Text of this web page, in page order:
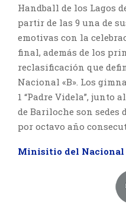
Handball de los Lagos
partir de las 9 una de
emotivas con la
final, además de los
reclasificación que
Nacional «B». Los
1 “Padre Videla”, junto
de Bariloche son sedes
por octavo año
Minisitio del Nacional